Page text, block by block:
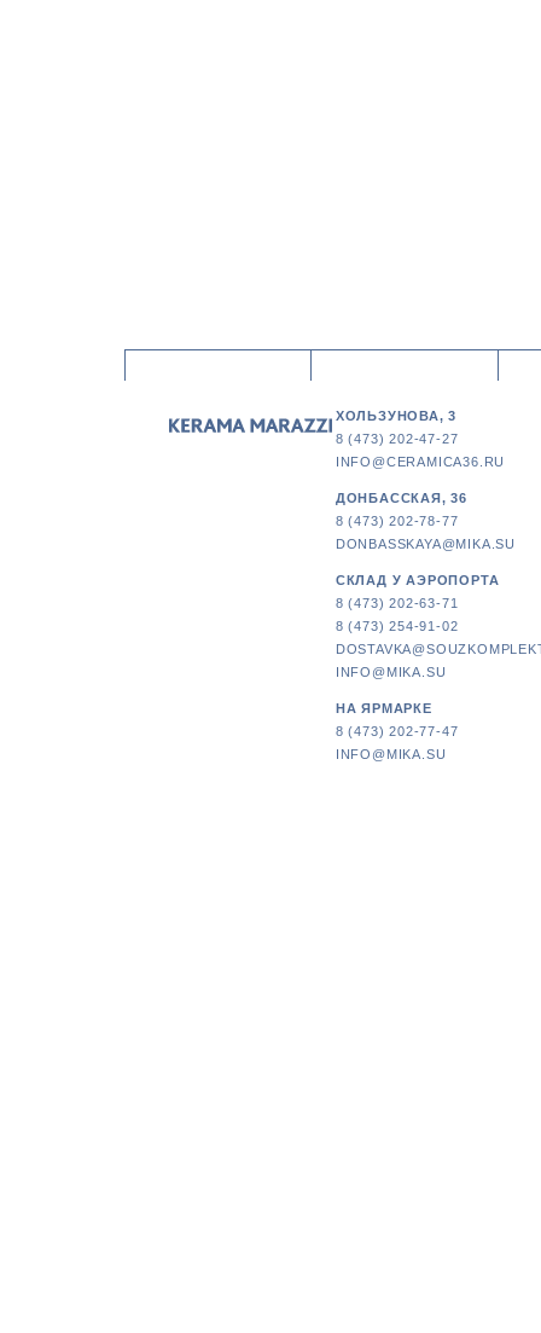
ХОЛЬЗУНОВА, 3
8 (473) 202-47-27
INFO@CERAMICA36.RU
ДОНБАССКАЯ, 36
8 (473) 202-78-77
DONBASSKAYA@MIKA.SU
СКЛАД У АЭРОПОРТА
8 (473) 202-63-71
8 (473) 254-91-02
INFO@MIKA.SU
НА ЯРМАРКЕ
8 (473) 202-77-47
INFO@MIKA.SU